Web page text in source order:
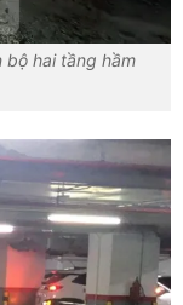
hai tầng hầm